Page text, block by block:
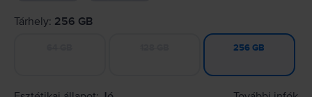
Tárhely: 256 GB
256 GB